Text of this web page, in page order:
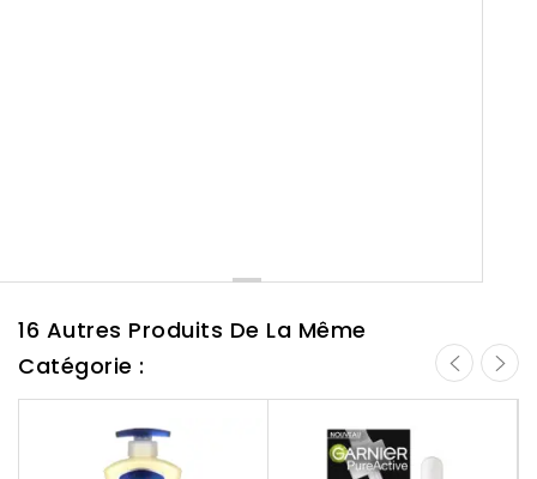
16 Autres Produits De La Même
Catégorie :